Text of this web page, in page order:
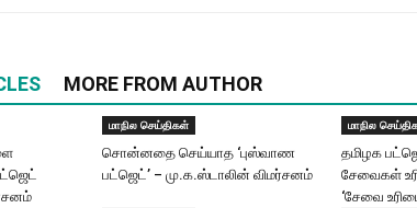
MORE FROM AUTHOR
மாநில செய்திகள்
சொன்னதை செய்யாத ‘புஸ்வாண
பட்ஜெட்’ – மு.க.ஸ்டாலின் விமர்சனம்
மாநில
தமிழக
சேவைகள்
‘சேவை